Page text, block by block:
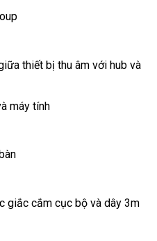
thiết bị thu âm với hub và
máy tính
giắc cắm cục bộ và dây 3m